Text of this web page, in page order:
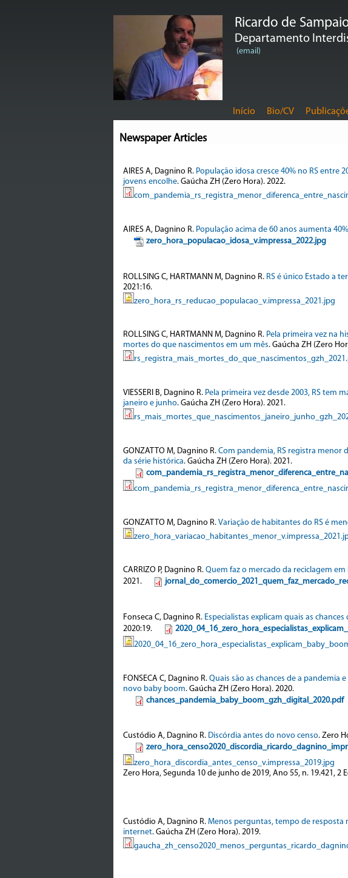
Ricardo de
Departamento
(email)
Início Bio/CV
Newspaper Articles
AIRES A, Dagnino R. População idosa cresce 40% no RS entre
jovens encolhe. Gaúcha ZH (Zero Hora). 2022.
AIRES A, Dagnino R. População acima de 60 anos aumenta
zero_hora_populacao_idosa_v.impressa_2022.jpg
ROLLSING C, HARTMANN M, Dagnino R. RS é único Estado a
2021:16.
zero_hora_rs_reducao_populacao_v.impressa_2021.jpg
ROLLSING C, HARTMANN M, Dagnino R. Pela primeira vez na
mortes do que nascimentos em um mês. Gaúcha ZH (Zero
VIESSERI B, Dagnino R. Pela primeira vez desde 2003, RS tem
janeiro e junho. Gaúcha ZH (Zero Hora). 2021.
GONZATTO M, Dagnino R. Com pandemia, RS registra menor
da série histórica. Gaúcha ZH (Zero Hora). 2021.
GONZATTO M, Dagnino R. Variação de habitantes do RS é
CARRIZO P, Dagnino R. Quem faz o mercado da reciclagem em
2021.
Fonseca C, Dagnino R. Especialistas explicam quais as
2020:19.
FONSECA C, Dagnino R. Quais são as chances de a pandemia
novo baby boom. Gaúcha ZH (Zero Hora). 2020.
chances_pandemia_baby_boom_gzh_digital_2020.pdf
Custódio A, Dagnino R. Discórdia antes do novo censo. Zero
zero_hora_discordia_antes_censo_v.impressa_2019.jpg
Zero Hora, Segunda 10 de junho de 2019, Ano 55, n. 19.421, 2
Custódio A, Dagnino R. Menos perguntas, tempo de resposta
internet. Gaúcha ZH (Zero Hora). 2019.